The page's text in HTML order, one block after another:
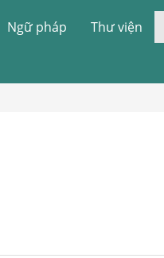
Ngữ pháp Thư viện